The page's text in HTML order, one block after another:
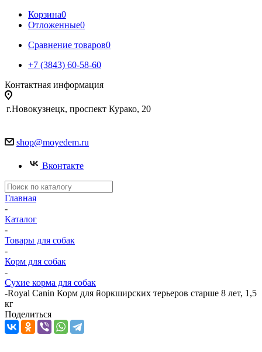
Корзина0
Отложенные0
Сравнение товаров0
+7 (3843) 60-58-60
Контактная информация
г.Новокузнецк, проспект Курако, 20
shop@moyedem.ru
Вконтакте
Главная
-
Каталог
-
Товары для собак
-
Корм для собак
-
Сухие корма для собак
-Royal Canin Корм для йоркширских терьеров старше 8 лет, 1,5
кг
Поделиться